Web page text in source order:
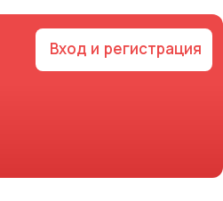
Вход и регистрация